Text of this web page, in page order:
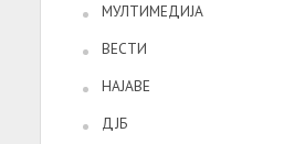
МУЛТИМЕДИЈА
ВЕСТИ
НАЈАВЕ
ДЈБ